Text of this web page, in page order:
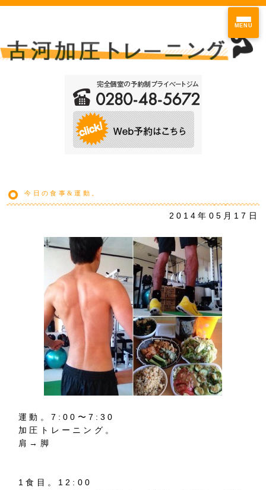
MENU
今日の食事&運動。
2014年05月17日
運動。7:00〜7:30
加圧トレーニング。
肩→脚
1食目。12:00